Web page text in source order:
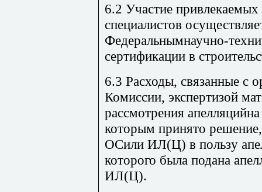
6.2 Участие
специалистов
Федеральнымнаучно-
сертификации в
6.3 Расходы, связанные с
Комиссии, экспертизой
рассмотрения
которым принято
ОСили ИЛ(Ц) в пользу
которого была подана
ИЛ(Ц).